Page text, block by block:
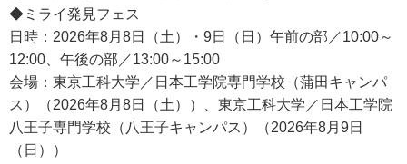
◆ミライ発見フェス
日時：2026年8月8日（土）・9日（日）午前の部／10:00～
12:00、午後の部／13:00～15:00
会場：東京工科大学／日本工学院専門学校（蒲田キャンパ
ス）（2026年8月8日（土））、東京工科大学／日本工学院
八王子専門学校（八王子キャンパス）（2026年8月9日
（日））